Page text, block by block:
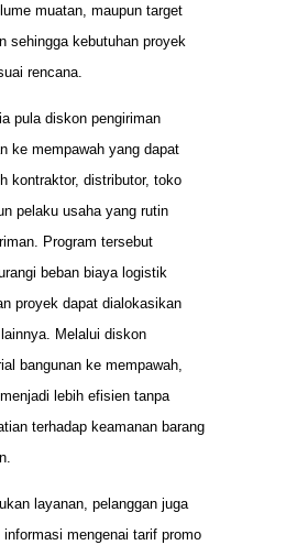
muatan, maupun target
sehingga kebutuhan proyek
rencana.
pula diskon pengiriman
ke mempawah yang dapat
kontraktor, distributor, toko
pelaku usaha yang rutin
Program tersebut
beban biaya logistik
proyek dapat dialokasikan
Melalui diskon
bangunan ke mempawah,
lebih efisien tanpa
terhadap keamanan barang
layanan, pelanggan juga
informasi mengenai tarif promo